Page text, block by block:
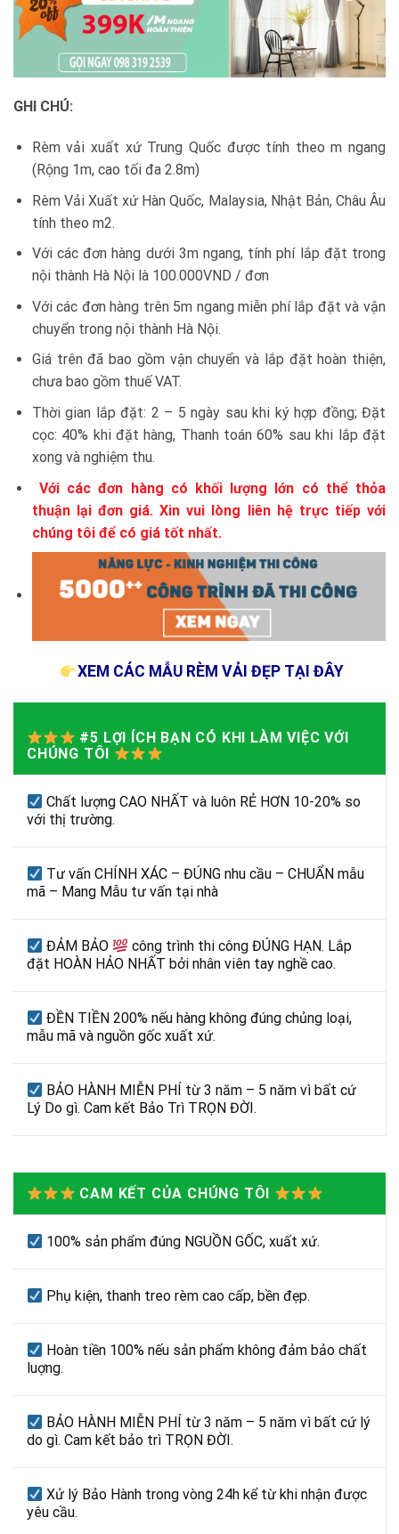
GHI CHÚ:
Rèm vải xuất xứ Trung Quốc được tính theo m ngang
(Rộng 1m, cao tối đa 2.8m)
Rèm Vải Xuất xứ Hàn Quốc, Malaysia, Nhật Bản, Châu Âu
tính theo m2.
Với các đơn hàng dưới 3m ngang, tính phí lắp đặt trong
nội thành Hà Nội là 100.000VND / đơn
Với các đơn hàng trên 5m ngang miễn phí lắp đặt và vận
chuyển trong nội thành Hà Nội.
Giá trên đã bao gồm vận chuyển và lắp đặt hoàn thiện,
chưa bao gồm thuế VAT.
Thời gian lắp đặt: 2 – 5 ngày sau khi ký hợp đồng; Đặt
cọc: 40% khi đặt hàng, Thanh toán 60% sau khi lắp đặt
xong và nghiệm thu.
Với các đơn hàng có khối lượng lớn có thể thỏa
thuận lại đơn giá. Xin vui lòng liên hệ trực tiếp với
chúng tôi để có giá tốt nhất.
XEM CÁC MẪU RÈM VẢI ĐẸP TẠI ĐÂY
#5 LỢI ÍCH BẠN CÓ KHI LÀM VIỆC VỚI
CHÚNG TÔI
Chất lượng CAO NHẤT và luôn RẺ HƠN 10-20% so
với thị trường.
Tư vấn CHÍNH XÁC – ĐÚNG nhu cầu – CHUẨN mẫu
mã – Mang Mẫu tư vấn tại nhà
ĐẢM BẢO
công trình thi công ĐÚNG HẠN. Lắp
đặt HOÀN HẢO NHẤT bởi nhân viên tay nghề cao.
ĐỀN TIỀN 200% nếu hàng không đúng chủng loại,
mẫu mã và nguồn gốc xuất xứ.
BẢO HÀNH MIỄN PHÍ từ 3 năm – 5 năm vì bất cứ
Lý Do gì. Cam kết Bảo Trì TRỌN ĐỜI.
CAM KẾT CỦA CHÚNG TÔI
100% sản phẩm đúng NGUỒN GỐC, xuất xứ.
Phụ kiện, thanh treo rèm cao cấp, bền đẹp.
Hoàn tiền 100% nếu sản phẩm không đảm bảo chất
luợng.
BẢO HÀNH MIỄN PHÍ từ 3 năm – 5 năm vì bất cứ lý
do gì. Cam kết bảo trì TRỌN ĐỜI.
Xử lý Bảo Hành trong vòng 24h kể từ khi nhận được
yêu cầu.